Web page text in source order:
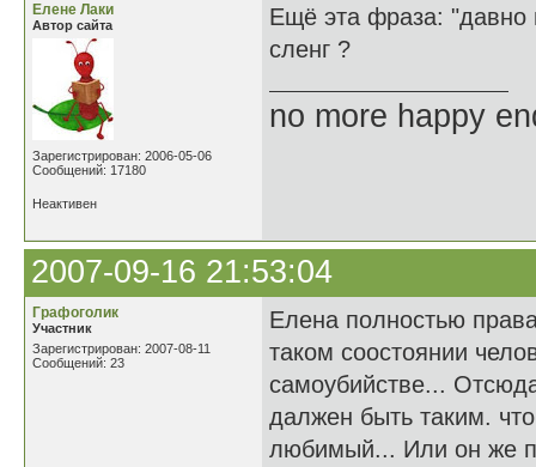
Елене Лаки
Автор сайта
Зарегистрирован: 2006-05-06
Сообщений: 17180
Ещё эта фраза: "давно
сленг ?
no more happy
Неактивен
2007-09-16 21:53:04
Графоголик
Участник
Зарегистрирован: 2007-08-11
Сообщений: 23
Елена полностью
таком соостоянии
самоубийстве...
далжен быть таким.
любимый... Или он же